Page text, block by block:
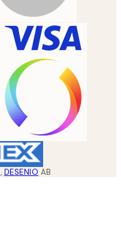
, DESENIO AB